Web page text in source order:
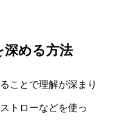
深める方法
ことで理解が深まり
トローなどを使っ